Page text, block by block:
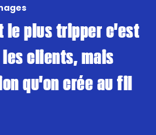
le plus tripper c'est
clients, mais
qu'on crée au fil